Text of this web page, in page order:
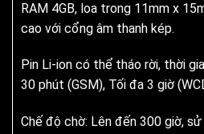
RAM 4GB, loa trong 11mm x
cao với cổng âm thanh kép.
Pin Li-ion có thể tháo rời, thời
30 phút (GSM), Tối đa 3 giờ
Chế độ chờ: Lên đến 300 giờ,